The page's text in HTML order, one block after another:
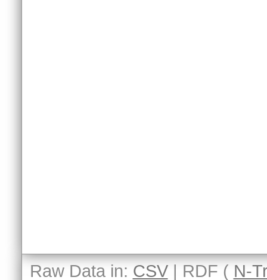
Raw Data in: CSV| RDF ( N-